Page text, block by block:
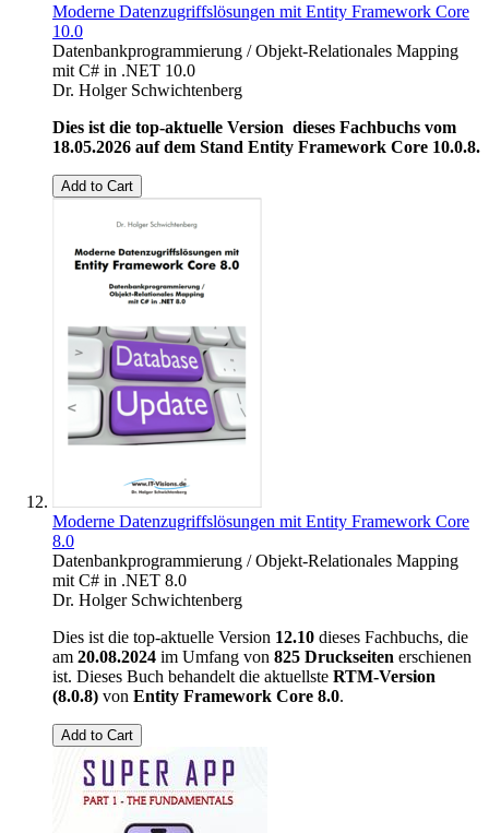
Moderne Datenzugriffslösungen mit Entity Framework Core
10.0
Datenbankprogrammierung / Objekt-Relationales Mapping
mit C# in .NET 10.0
Dr. Holger Schwichtenberg
Dies ist die top-aktuelle Version dieses Fachbuchs vom
18.05.2026 auf dem Stand Entity Framework Core 10.0.8.
Add to Cart
Moderne Datenzugriffslösungen mit Entity Framework Core
8.0
Datenbankprogrammierung / Objekt-Relationales Mapping
mit C# in .NET 8.0
Dr. Holger Schwichtenberg
Dies ist die top-aktuelle Version 12.10 dieses Fachbuchs, die
am 20.08.2024 im Umfang von 825 Druckseiten erschienen
ist. Dieses Buch behandelt die aktuellste RTM-Version
(8.0.8) von Entity Framework Core 8.0.
Add to Cart